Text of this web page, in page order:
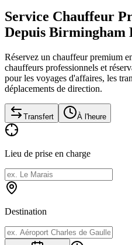
Service Chauffeur
Depuis Birmingham
Réservez un chauffeur premium
chauffeurs professionnels et
pour les voyages d'affaires, les
déplacements de direction.
Transfert À l'heure
Lieu de prise en charge
Destination